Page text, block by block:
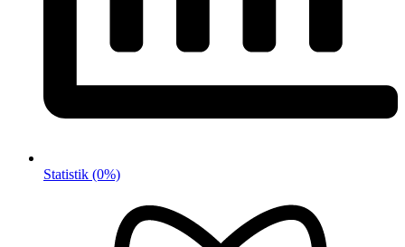
Statistik (0%)